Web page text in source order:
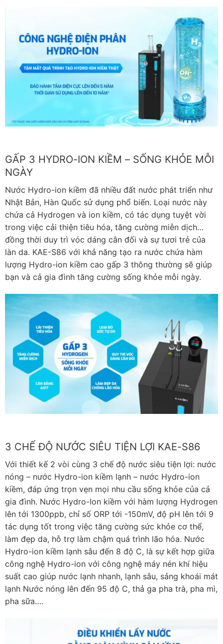
GẤP 3 HYDRO-ION KIỀM – SỐNG KHỎE MỖI
NGÀY
Nước Hydro-ion kiềm đã nhiều đất nước phát triển như
Nhật Bản, Hàn Quốc sử dụng phổ biến. Loại nước này
chứa cả Hydrogen và ion kiềm, có tác dụng tuyệt vời
trong việc cải thiện tiêu hóa, tăng cường miễn dịch…
đồng thời duy trì vóc dáng cân đối và sự tươi trẻ của
làn da. KAE-S86 với khả năng tạo ra nước chứa hàm
lượng Hydro-ion kiềm cao gấp 3 thông thường sẽ giúp
bạn và cả gia đình tăng cường sống khỏe mỗi ngày.
3 CHẾ ĐỘ NƯỚC SIÊU TIỆN LỢI KAE-S86
Với thiết kế 2 vòi cùng 3 chế độ nước siêu tiện lợi: nước
nóng – nước Hydro-ion kiềm lạnh – nước Hydro-ion
kiềm, đáp ứng trọn vẹn mọi nhu cầu sống khỏe của cả
gia đình. Nước Hydro-Ion kiềm với hàm lượng Hydrogen
lên tới 1300ppb, chỉ số ORP tới -150mV, độ pH lên tới 9
tác dụng tốt trong việc tăng cường sức khỏe cơ thể,
làm đẹp da, hỗ trợ làm chậm quá trình lão hóa. Nước
Hydro-ion kiềm lạnh sâu đến 8 độ C, là sự kết hợp giữa
công nghệ Hydro-ion với công nghệ máy nén khí hiệu
suất cao giúp nước lạnh nhanh, lạnh sâu, sảng khoái mát
lạnh Nước nóng lên đến 95 độ C, thả ga pha trà, pha mì,
pha sữa….